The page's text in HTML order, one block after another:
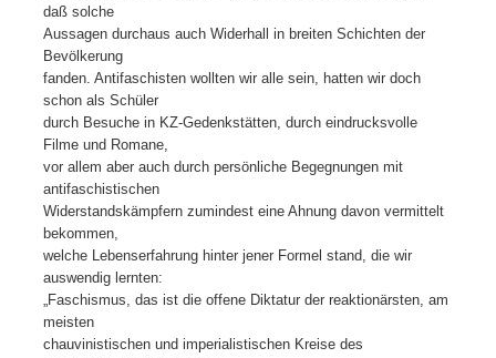
daß solche
Aussagen durchaus auch Widerhall in breiten Schichten der
Bevölkerung
fanden. Antifaschisten wollten wir alle sein, hatten wir doch
schon als Schüler
durch Besuche in KZ-Gedenkstätten, durch eindrucksvolle
Filme und Romane,
vor allem aber auch durch persönliche Begegnungen mit
antifaschistischen
Widerstandskämpfern zumindest eine Ahnung davon vermittelt
bekommen,
welche Lebenserfahrung hinter jener Formel stand, die wir
auswendig lernten:
„Faschismus, das ist die offene Diktatur der reaktionärsten, am
meisten
chauvinistischen und imperialistischen Kreise des